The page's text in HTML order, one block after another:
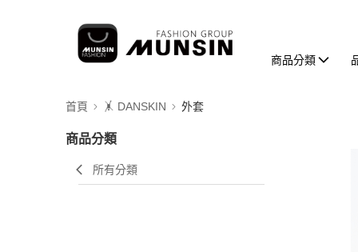
商品分類
首頁 🤸 DANSKIN 外套
商品分類
所有分類